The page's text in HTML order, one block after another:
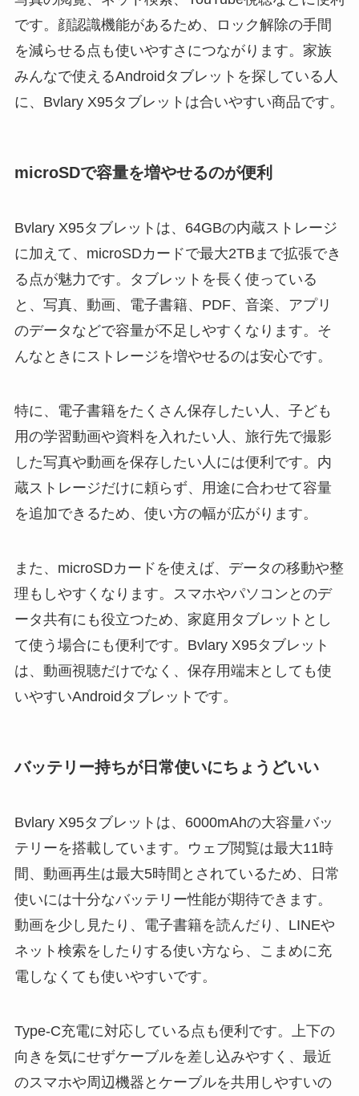
です。顔認識機能があるため、ロック解除の手間
を減らせる点も使いやすさにつながります。家族
みんなで使えるAndroidタブレットを探している人
に、Bvlary X95タブレットは合いやすい商品です。
microSDで容量を増やせるのが便利
Bvlary X95タブレットは、64GBの内蔵ストレージ
に加えて、microSDカードで最大2TBまで拡張でき
る点が魅力です。タブレットを長く使っている
と、写真、動画、電子書籍、PDF、音楽、アプリ
のデータなどで容量が不足しやすくなります。そ
んなときにストレージを増やせるのは安心です。
特に、電子書籍をたくさん保存したい人、子ども
用の学習動画や資料を入れたい人、旅行先で撮影
した写真や動画を保存したい人には便利です。内
蔵ストレージだけに頼らず、用途に合わせて容量
を追加できるため、使い方の幅が広がります。
また、microSDカードを使えば、データの移動や整
理もしやすくなります。スマホやパソコンとのデ
ータ共有にも役立つため、家庭用タブレットとし
て使う場合にも便利です。Bvlary X95タブレット
は、動画視聴だけでなく、保存用端末としても使
いやすいAndroidタブレットです。
バッテリー持ちが日常使いにちょうどいい
Bvlary X95タブレットは、6000mAhの大容量バッ
テリーを搭載しています。ウェブ閲覧は最大11時
間、動画再生は最大5時間とされているため、日常
使いには十分なバッテリー性能が期待できます。
動画を少し見たり、電子書籍を読んだり、LINEや
ネット検索をしたりする使い方なら、こまめに充
電しなくても使いやすいです。
Type-C充電に対応している点も便利です。上下の
向きを気にせずケーブルを差し込みやすく、最近
のスマホや周辺機器とケーブルを共用しやすいの